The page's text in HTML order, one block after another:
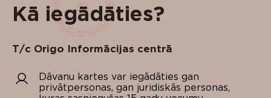
Kā iegādāties?
T/c Origo Informācijas centrā
Dāvanu kartes var iegādāties gan
privātpersonas, gan juridiskās personas,